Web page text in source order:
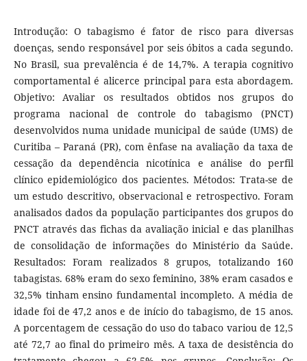
Introdução: O tabagismo é fator de risco para diversas
doenças, sendo responsável por seis óbitos a cada segundo.
No Brasil, sua prevalência é de 14,7%. A terapia cognitivo
comportamental é alicerce principal para esta abordagem.
Objetivo: Avaliar os resultados obtidos nos grupos do
programa nacional de controle do tabagismo (PNCT)
desenvolvidos numa unidade municipal de saúde (UMS) de
Curitiba – Paraná (PR), com ênfase na avaliação da taxa de
cessação da dependência nicotínica e análise do perfil
clínico epidemiológico dos pacientes. Métodos: Trata-se de
um estudo descritivo, observacional e retrospectivo. Foram
analisados dados da população participantes dos grupos do
PNCT através das fichas da avaliação inicial e das planilhas
de consolidação de informações do Ministério da Saúde.
Resultados: Foram realizados 8 grupos, totalizando 160
tabagistas. 68% eram do sexo feminino, 38% eram casados e
32,5% tinham ensino fundamental incompleto. A média de
idade foi de 47,2 anos e de início do tabagismo, de 15 anos.
A porcentagem de cessação do uso do tabaco variou de 12,5
até 72,7 ao final do primeiro mês. A taxa de desistência do